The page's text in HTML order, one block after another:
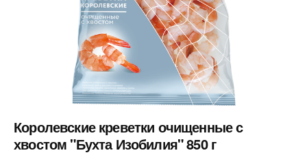
Королевские креветки очищенные с
хвостом "Бухта Изобилия" 850 г